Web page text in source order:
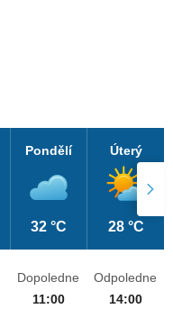
Pondělí
32 °C
Úterý
28 °C
Dopoledne
11:00
Odpoledne
14:00